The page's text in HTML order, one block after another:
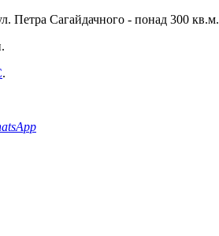
Петра Сагайдачного - понад 300 кв.м.
.